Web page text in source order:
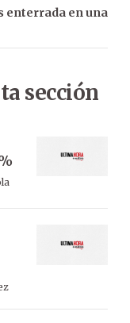
enterrada en una
sección